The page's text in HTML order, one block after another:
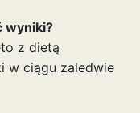
wyniki?
z dietą
w ciągu zaledwie